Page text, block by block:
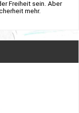
Freiheit sein. Aber
mehr.